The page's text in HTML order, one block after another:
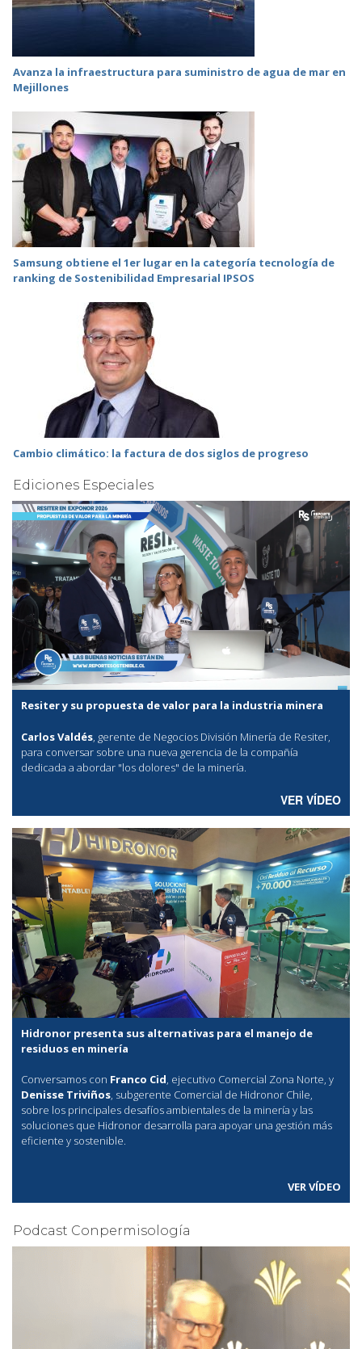
Avanza la infraestructura para suministro de agua de mar en
Mejillones
Samsung obtiene el 1er lugar en la categoría tecnología de
ranking de Sostenibilidad Empresarial IPSOS
Cambio climático: la factura de dos siglos de progreso
Ediciones Especiales
Resiter y su propuesta de valor para la industria minera
Carlos Valdés, gerente de Negocios División Minería de Resiter,
para conversar sobre una nueva gerencia de la compañía
dedicada a abordar "los dolores" de la minería.
VER VÍDEO
Hidronor presenta sus alternativas para el manejo de
residuos en minería
Conversamos con Franco Cid, ejecutivo Comercial Zona Norte, y
Denisse Triviños, subgerente Comercial de Hidronor Chile,
sobre los principales desafíos ambientales de la minería y las
soluciones que Hidronor desarrolla para apoyar una gestión más
eficiente y sostenible.
VER VÍDEO
Podcast Conpermisología